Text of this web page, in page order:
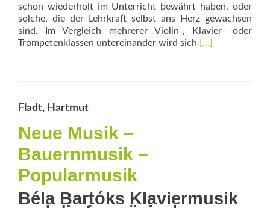
schon wiederholt im Unterricht bewährt haben, oder
solche, die der Lehrkraft selbst ans Herz gewachsen
sind. Im Vergleich mehrerer Violin-, Klavier- oder
Trompetenklassen untereinander wird sich Read
[…]
Fladt, Hartmut
Neue Musik –
Bauernmusik –
Popularmusik
Béla Bartóks Klaviermusik